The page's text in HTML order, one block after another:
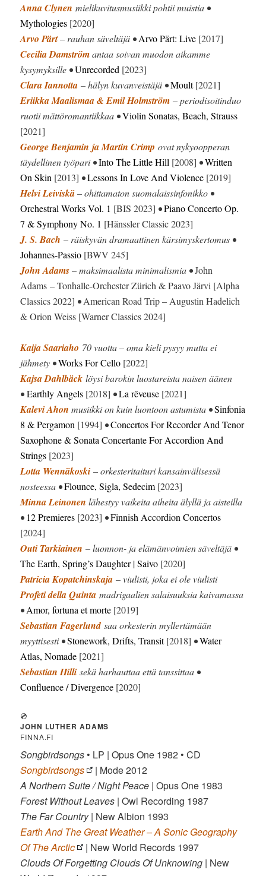
Anna Clynen mielikuvitusmusiikki pohtii muistia •
Mythologies [2020]
Arvo Pärt– rauhan säveltäjä •Arvo Pärt: Live [2017]
Cecilia Damströmantaa soivan muodon aikamme
kysymyksille •Unrecorded [2023]
Clara Iannotta – hälyn kuvanveistäjä •Moult[2021]
Eriikka Maalismaa & Emil Holmström – periodisoitinduo
ruotii mättöromantiikkaa •Violin Sonatas, Beach, Strauss
[2021]
George Benjamin ja Martin Crimp ovat nykyoopperan
täydellinen työpari •Into The Little Hill [2008] •Written
On Skin [2013] •Lessons In Love And Violence [2019]
Helvi Leiviskä– ohittamaton suomalaissinfonikko •
Orchestral Works Vol. 1 [BIS 2023] •Piano Concerto Op.
7 & Symphony No. 1 [Hänssler Classic 2023]
J. S. Bach – räiskyvän dramaattinen kärsimyskertomus •
Johannes-Passio [BWV 245]
John Adams– maksimaalista minimalismia •John
Adams – Tonhalle-Orchester Zürich & Paavo Järvi [Alpha
Classics 2022] •American Road Trip – Augustin Hadelich
& Orion Weiss [Warner Classics 2024]
Kaija Saariaho 70 vuotta – oma kieli pysyy mutta ei
jähmety •Works For Cello [2022]
Kajsa Dahlbäck löysi barokin luostareista naisen äänen
•Earthly Angels [2018] •La rêveuse [2021]
Kalevi Ahon musiikki on kuin luontoon astumista •Sinfonia
8 & Pergamon [1994] •Concertos For Recorder And Tenor
Saxophone & Sonata Concertante For Accordion And
Strings [2023]
Lotta Wennäkoski – orkesteritaituri kansainvälisessä
nosteessa •Flounce, Sigla, Sedecim [2023]
Minna Leinonen lähestyy vaikeita aiheita älyllä ja aisteilla
• 12 Premieres [2023] •Finnish Accordion Concertos
[2024]
Outi Tarkiainen – luonnon- ja elämänvoimien säveltäjä •
The Earth, Spring’s Daughter | Saivo [2020]
Patricia Kopatchinskaja – viulisti, joka ei ole viulisti
Profeti della Quinta madrigaalien salaisuuksia kaivamassa
•Amor, fortuna et morte [2019]
Sebastian Fagerlundsaa orkesterin myllertämään
myyttisesti •Stonework, Drifts, Transit[2018] •Water
Atlas, Nomade [2021]
Sebastian Hilli sekä harhauttaa että tanssittaa •
Confluence / Divergence [2020]
💿
JOHN LUTHER ADAMS
FINNA.FI
Songbirdsongs • LP | Opus One 1982 • CD
Songbirdsongs
| Mode 2012
A Northern Suite / Night Peace | Opus One 1983
Forest Without Leaves | Owl Recording 1987
The Far Country| New Albion 1993
Earth And The Great Weather – A Sonic Geography
Of The Arctic
| New World Records 1997
Clouds Of Forgetting Clouds Of Unknowing | New